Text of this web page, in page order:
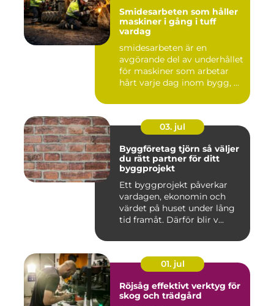
Smidesarbeten som håller
maskiner i gång i tuff
vardag
smidesarbeten är en
avgörande del av underhållet
för maskiner som arbetar
hårt varje dag inom bygg, ...
03. jul
Byggföretag tjörn så väljer
du rätt partner för ditt
byggprojekt
Ett byggprojekt påverkar
vardagen, ekonomin och
värdet på huset under lång
tid framåt. Därför blir v...
01. jul
Röjsåg effektivt verktyg för
skog och trädgård